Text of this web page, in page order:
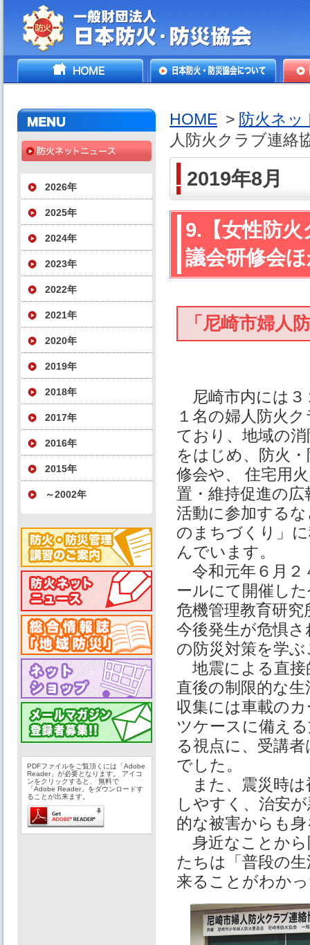
一般財団法人日本防火・防
HOME
2026年
2025年
2024年
2023年
2022年
2021年
2020年
2019年
2018年
2017年
2016年
2015年
～2002年
PDFファイルをご覧頂くには「Adobe
Reader」が必要となります。 アイコ
ンをクリックすると、 無料で
「Adobe Reader」をダウンロードす
ることが出来ます。
HOME > 防火ネッ
人防火クラブ連絡
2019年8月
9.【女性防
議会研修会
「尼崎市婦人
尼崎市内には３
１名の婦人防火
ており、地域の
をはじめ、防火
修会や、 住宅用
置・維持促進の
活動に参加する
のまちづくり」
んでいます。
令和元年６月２
ールにて開催し
危機管理教育研
今後発生が危惧
の防災対策を学
地震による直接
直後の制限的な
収集には車載の
ツケースに備え
る視点に、受講
でした。
また、震災時は
しやすく、治安
的な被害からも
身近なことから
たちは「普段の
来ることがわか